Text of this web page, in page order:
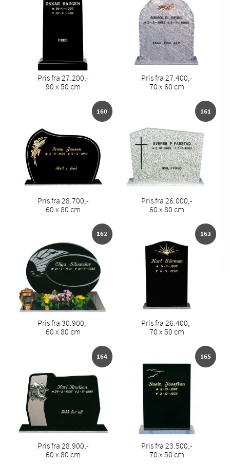
Pris fra 27.200,-
90 x 50 cm
Pris fra 27.400,-
70 x 60 cm
160
Pris fra 28.700,-
60 x 80 cm
161
Pris fra 26.000,-
60 x 80 cm
162
Pris fra 30.900,-
60 x 80 cm
163
Pris fra 26.400,-
70 x 50 cm
164
Pris fra 28.900,-
60 x 80 cm
165
Pris fra 23.500,-
70 x 50 cm